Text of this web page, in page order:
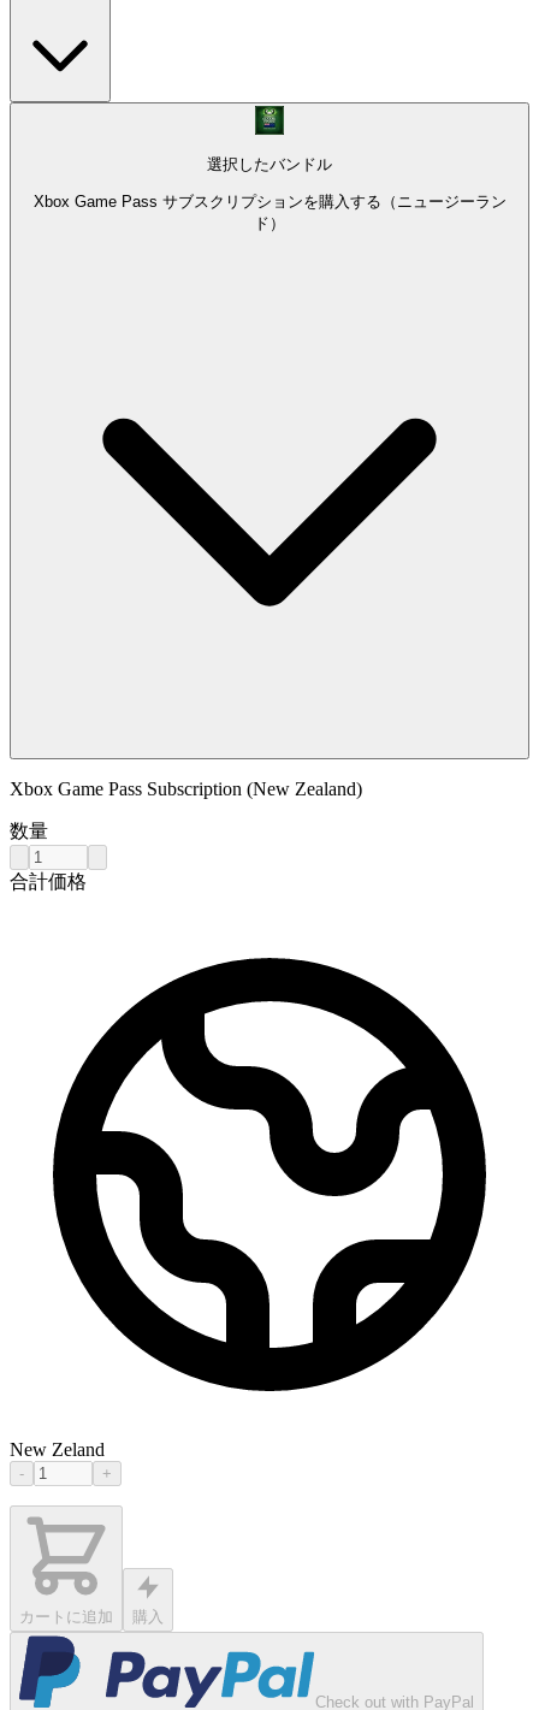
選択したバンドル
Xbox Game Pass サブスクリプションを購入する（ニュージーラン
ド）
Xbox Game Pass Subscription (New Zealand)
数量
合計価格
New Zeland
- +
カートに追加 購入
Check out with PayPal